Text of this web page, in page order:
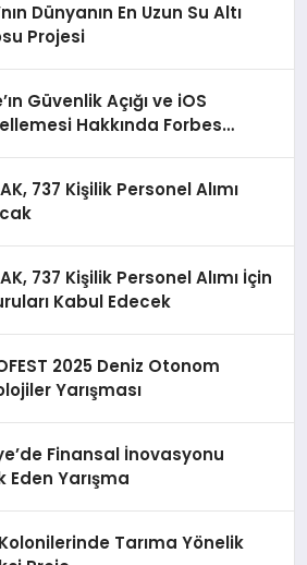
Dünyanın En Uzun Su Altı
Projesi
Güvenlik Açığı ve iOS
Hakkında Forbes
737 Kişilik Personel Alımı
737 Kişilik Personel Alımı İçin
Kabul Edecek
2025 Deniz Otonom
Yarışması
Finansal İnovasyonu
Eden Yarışma
Tarıma Yönelik